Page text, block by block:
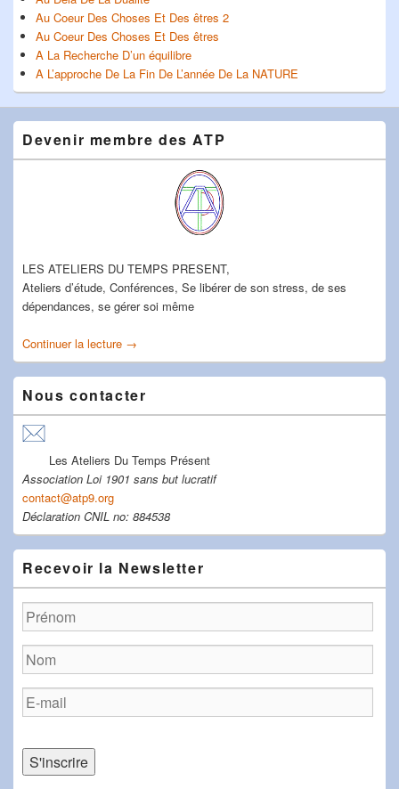
Au Coeur Des Choses Et Des êtres 2
Au Coeur Des Choses Et Des êtres
A La Recherche D’un équilibre
A L’approche De La Fin De L’année De La NATURE
Devenir membre des ATP
LES ATELIERS DU TEMPS PRESENT,
Ateliers d’étude, Conférences, Se libérer de son stress, de ses
dépendances, se gérer soi même
Continuer la lecture Devenir membre des ATP
→
Nous contacter
Les Ateliers Du Temps Présent
Association Loi 1901 sans but lucratif
contact@atp9.org
Déclaration CNIL no: 884538
Recevoir la Newsletter